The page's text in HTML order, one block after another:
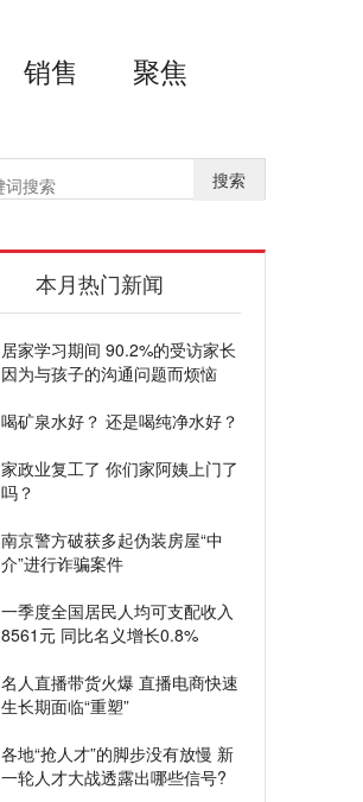
销售 聚焦
搜索
本月热门新闻
居家学习期间 90.2%的受访家长
因为与孩子的沟通问题而烦恼
喝矿泉水好？ 还是喝纯净水好？
家政业复工了 你们家阿姨上门了
吗？
南京警方破获多起伪装房屋“中
介”进行诈骗案件
一季度全国居民人均可支配收入
8561元 同比名义增长0.8%
名人直播带货火爆 直播电商快速
生长期面临“重塑”
各地“抢人才”的脚步没有放慢 新
一轮人才大战透露出哪些信号?